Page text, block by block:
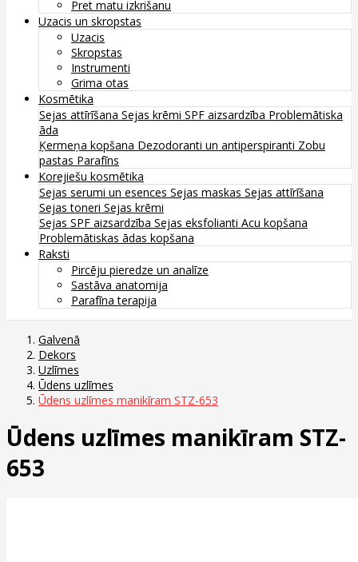
Pret matu izkrišanu
Uzacis un skropstas
Uzacis
Skropstas
Instrumenti
Grima otas
Kosmētika
Sejas attīrīšana Sejas krēmi SPF aizsardzība Problemātiska
āda
Ķermeņa kopšana Dezodoranti un antiperspiranti Zobu
pastas Parafīns
Korejiešu kosmētika
Sejas serumi un esences Sejas maskas Sejas attīrīšana
Sejas toneri Sejas krēmi
Sejas SPF aizsardzība Sejas eksfolianti Acu kopšana
Problemātiskas ādas kopšana
Raksti
Pircēju pieredze un analīze
Sastāva anatomija
Parafīna terapija
Galvenā
Dekors
Uzlīmes
Ūdens uzlīmes
Ūdens uzlīmes manikīram STZ-653
Ūdens uzlīmes manikīram STZ-
653